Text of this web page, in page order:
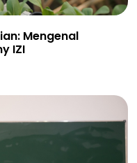
Mengenal
IZI